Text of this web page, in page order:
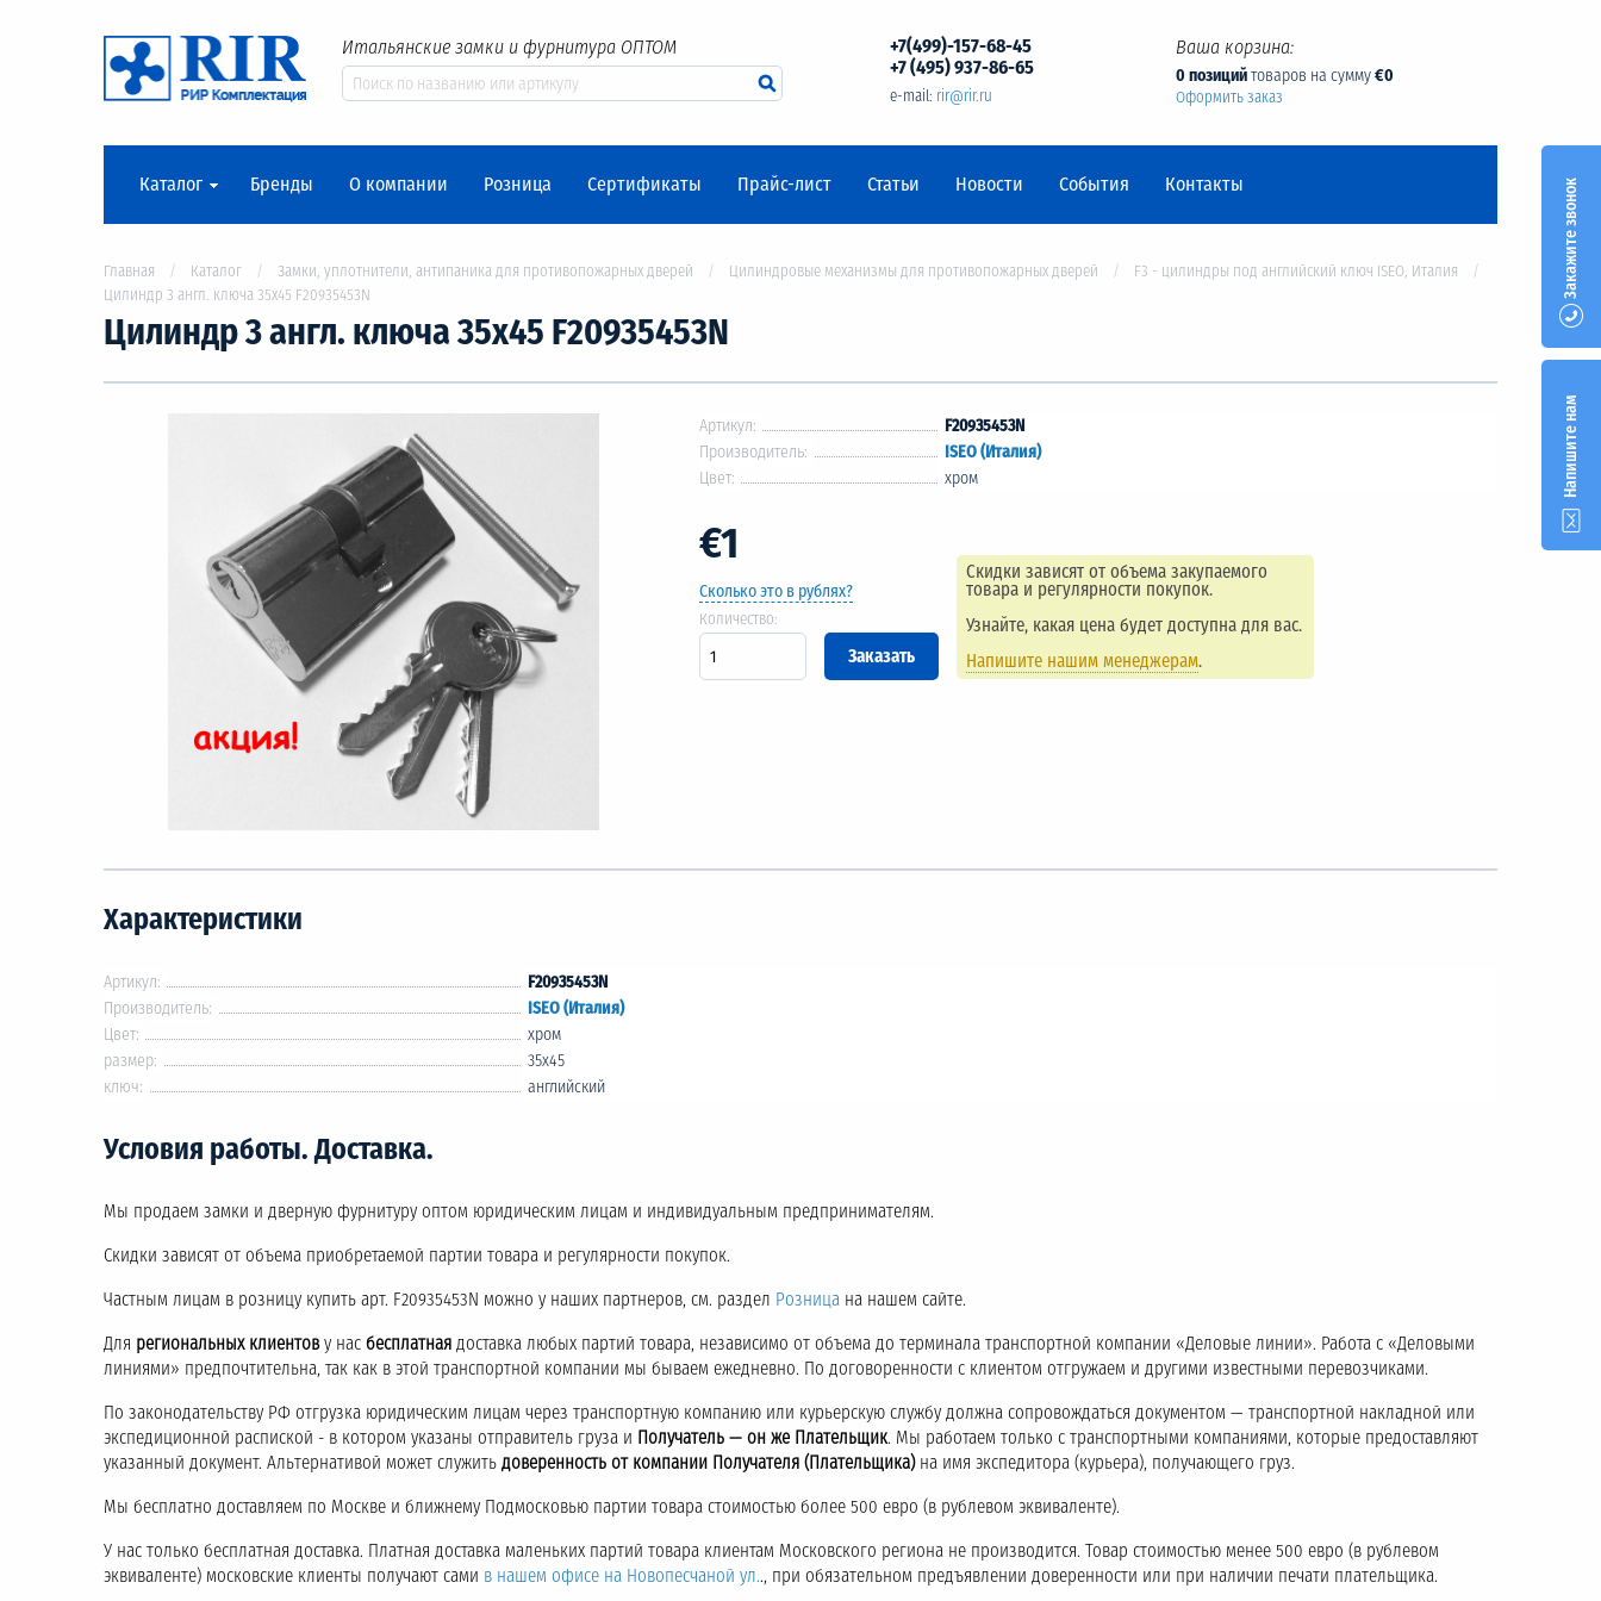
Итальянские замки и фурнитура ОПТОМ
+7(499)-157-68-45
+7 (495) 937-86-65
e-mail: rir@rir.ru
Ваша корзина:
0 позицийтоваров на сумму€0
Оформить заказ
Каталог Бренды О компании Розница Сертификаты Прайс-лист Статьи Новости События Контакты
Главная Каталог Замки, уплотнители, антипаника для противопожарных дверей Цилиндровые механизмы для противопожарных дверей
F3 - цилиндры под английский ключ ISEO, Италия
Цилиндр 3 англ. ключа 35х45 F20935453N
Цилиндр 3 англ. ключа 35х45 F20935453N
Артикул:
F20935453N
Производитель:
ISEO (Италия)
Цвет:
хром
€1
Сколько это в рублях?
Количество:
Скидки зависят от объема закупаемого
товара и регулярности покупок.
Узнайте, какая цена будет доступна для вас.
Напишите нашим менеджерам.
Характеристики
Артикул:
F20935453N
Производитель:
ISEO (Италия)
Цвет:
хром
размер:
35х45
ключ:
английский
Условия работы. Доставка.
Мы продаем замки и дверную фурнитуру оптом юридическим лицам и индивидуальным предпринимателям.
Скидки зависят от объема приобретаемой партии товара и регулярности покупок.
Частным лицам в розницу купить арт. F20935453N можно у наших партнеров, см. раздел Розница на нашем сайте.
Для региональных клиентову нас бесплатная доставка любых партий товара, независимо от объема до терминала транспортной компании «Деловые линии». Работа с «Деловыми
линиями» предпочтительна, так как в этой транспортной компании мы бываем ежедневно. По договоренности с клиентом отгружаем и другими известными перевозчиками.
По законодательству РФ отгрузка юридическим лицам через транспортную компанию или курьерскую службу должна сопровождаться документом — транспортной накладной или
экспедиционной распиской - в котором указаны отправитель груза и Получатель — он же Плательщик. Мы работаем только с транспортными компаниями, которые предоставляют
указанный документ. Альтернативой может служить доверенность от компании Получателя (Плательщика)на имя экспедитора (курьера), получающего груз.
Мы бесплатно доставляем по Москве и ближнему Подмосковью партии товара стоимостью более 500 евро (в рублевом эквиваленте).
У нас только бесплатная доставка. Платная доставка маленьких партий товара клиентам Московского региона не производится. Товар стоимостью менее 500 евро (в рублевом
эквиваленте) московские клиенты получают сами в нашем офисе на Новопесчаной ул.., при обязательном предъявлении доверенности или при наличии печати плательщика.
Закажите звонок
Напишите нам